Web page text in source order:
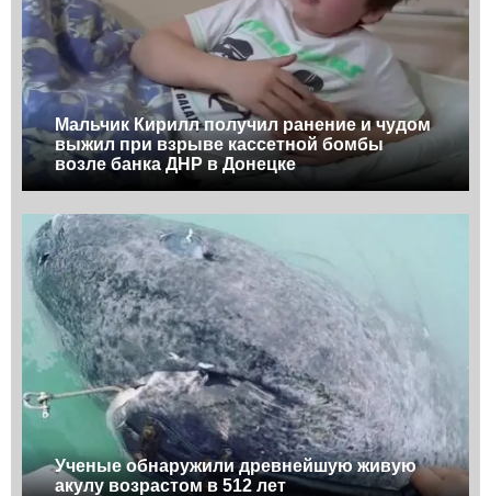
Мальчик Кирилл получил ранение и чудом
выжил при взрыве кассетной бомбы
возле банка ДНР в Донецке
Ученые обнаружили древнейшую живую
акулу возрастом в 512 лет